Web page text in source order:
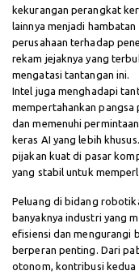
kekurangan perangkat
lainnya menjadi
perusahaan terhadap
rekam jejaknya yang
mengatasi tantangan ini.
Intel juga menghadapi
mempertahankan pangsa
dan memenuhi
keras AI yang lebih
pijakan kuat di pasar
yang stabil untuk
Peluang di bidang
banyaknya industri yang
efisiensi dan mengurangi
berperan penting. Dari
otonom, kontribusi kedua